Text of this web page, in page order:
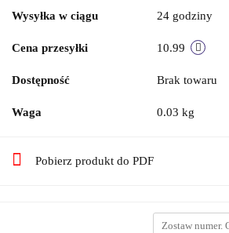
Wysyłka w ciągu 24 godziny
Cena przesyłki 10.99
Dostępność Brak towaru
Waga 0.03 kg
Pobierz produkt do PDF